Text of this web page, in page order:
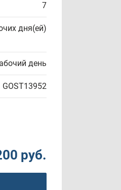
7
дня(ей)
день
GOST13952
руб.